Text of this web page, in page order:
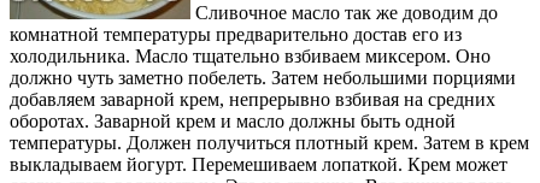
Сливочное масло так же доводим до
комнатной температуры предварительно достав его из
холодильника. Масло тщательно взбиваем миксером. Оно
должно чуть заметно побелеть. Затем небольшими порциями
добавляем заварной крем, непрерывно взбивая на средних
оборотах. Заварной крем и масло должны быть одной
температуры. Должен получиться плотный крем. Затем в крем
выкладываем йогурт. Перемешиваем лопаткой. Крем может